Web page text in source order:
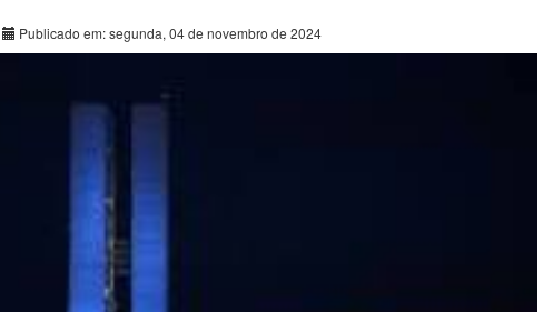
Publicado em: segunda, 04 de novembro de 2024